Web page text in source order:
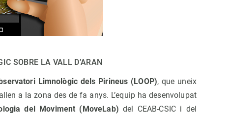
SOBRE LA VALL D’ARAN
Limnològic dels Pirineus (LOOP), que uneix
a la zona des de fa anys. L’equip ha desenvolupat
del Moviment (MoveLab) del CEAB-CSIC i del